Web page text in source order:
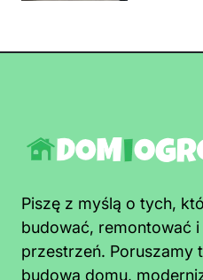
Piszę z myślą o tych,
budować, remontować
przestrzeń. Poruszamy
budową domu,